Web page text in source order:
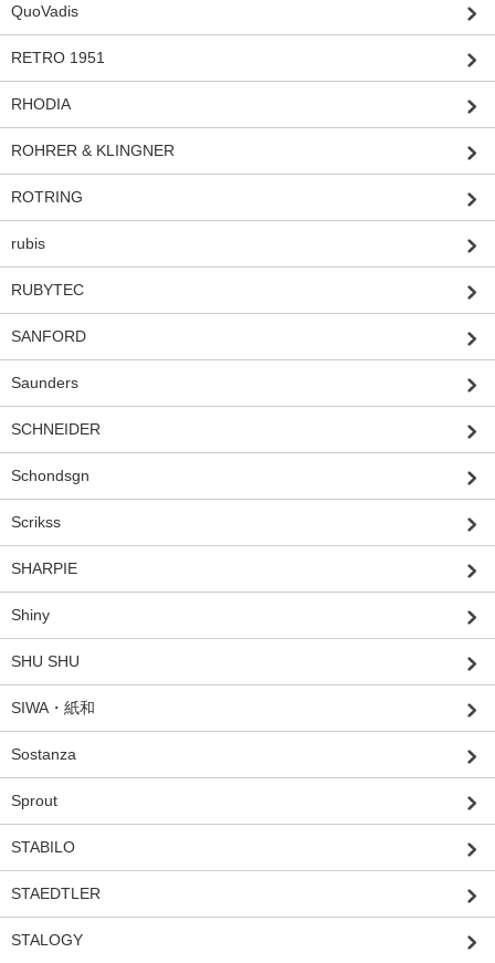
QuoVadis
RETRO 1951
RHODIA
ROHRER & KLINGNER
ROTRING
rubis
RUBYTEC
SANFORD
Saunders
SCHNEIDER
Schondsgn
Scrikss
SHARPIE
Shiny
SHU SHU
SIWA・紙和
Sostanza
Sprout
STABILO
STAEDTLER
STALOGY